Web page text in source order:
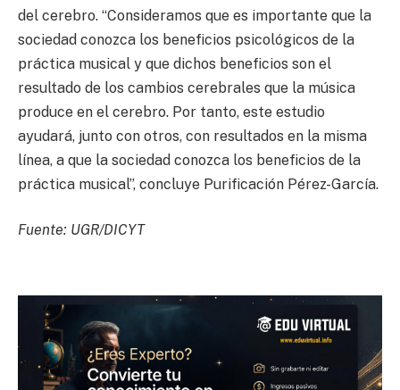
del cerebro. “Consideramos que es importante que la
sociedad conozca los beneficios psicológicos de la
práctica musical y que dichos beneficios son el
resultado de los cambios cerebrales que la música
produce en el cerebro. Por tanto, este estudio
ayudará, junto con otros, con resultados en la misma
línea, a que la sociedad conozca los beneficios de la
práctica musical”, concluye Purificación Pérez-García.
Fuente: UGR/DICYT